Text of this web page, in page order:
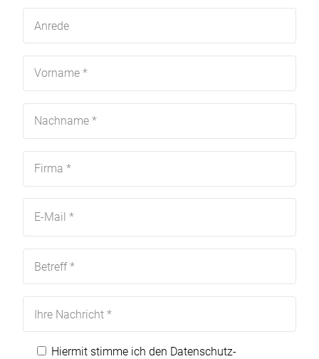
Hiermit stimme ich den Datenschutz-